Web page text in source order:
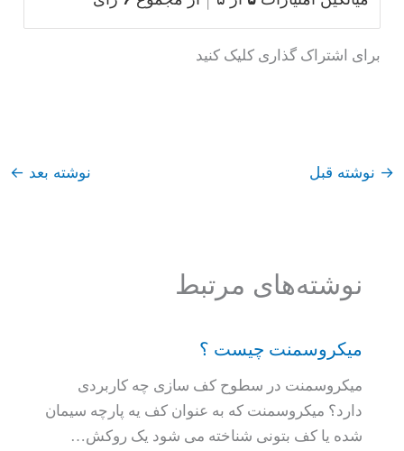
برای اشتراک گذاری کلیک کنید
→ نوشته قبل نوشته بعد ←
نوشته‌های مرتبط
میکروسمنت چیست ؟
میکروسمنت در سطوح کف سازی چه کاربردی
دارد؟ میکروسمنت که به عنوان کف یه پارچه سیمان
شده یا کف بتونی شناخته می شود یک روکش…